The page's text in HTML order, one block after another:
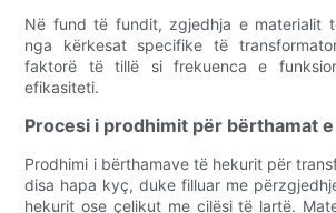
Në fund të fundit, zgjedhja e materialit
nga kërkesat specifike të
faktorë të tillë si frekuenca e
efikasiteti.
Procesi i prodhimit për bërthamat
Prodhimi i bërthamave të hekurit për
disa hapa kyç, duke filluar me
hekurit ose çelikut me cilësi të lartë.